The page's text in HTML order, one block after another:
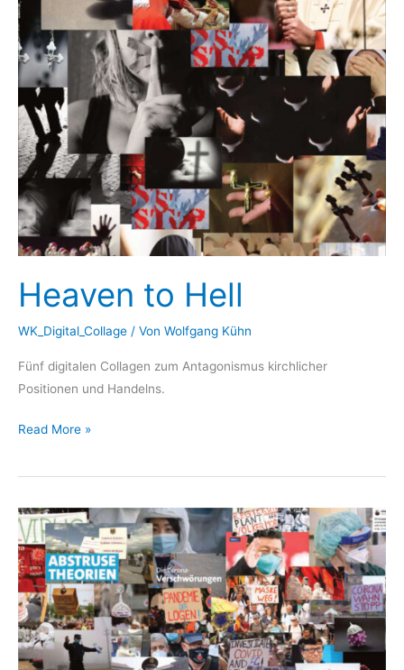
Heaven to Hell
WK_Digital_Collage / Von Wolfgang Kühn
Fünf digitalen Collagen zum Antagonismus kirchlicher
Positionen und Handelns.
Heaven
Hell
Read More »